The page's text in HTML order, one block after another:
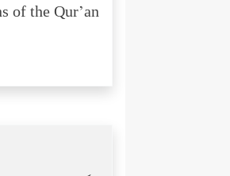
of the Qur’an: